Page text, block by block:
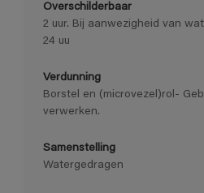
Overschilderbaar
2 uur. Bij aanwezigheid van
24 uu
Verdunning
Borstel en (microvezel)rol-
verwerken.
Samenstelling
Watergedragen